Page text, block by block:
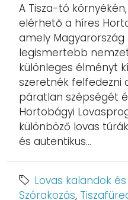
A Tisza-tó
elérhető a híres
amely
legismertebb
különleges élményt
szeretnék felfedezni
páratlan szépségét
Hortobágyi
különböző lovas
és autentikus...
Lovas kalandok
Szórakozás,